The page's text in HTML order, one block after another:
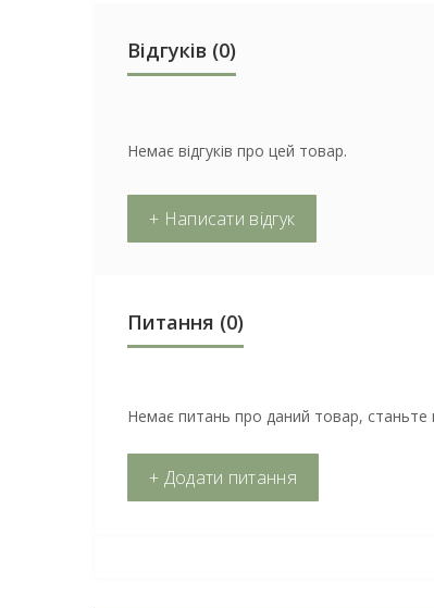
Відгуків (0)
Немає відгуків про цей товар.
+ Написати відгук
Питання (0)
Немає питань про даний товар, станьте
+ Додати питання